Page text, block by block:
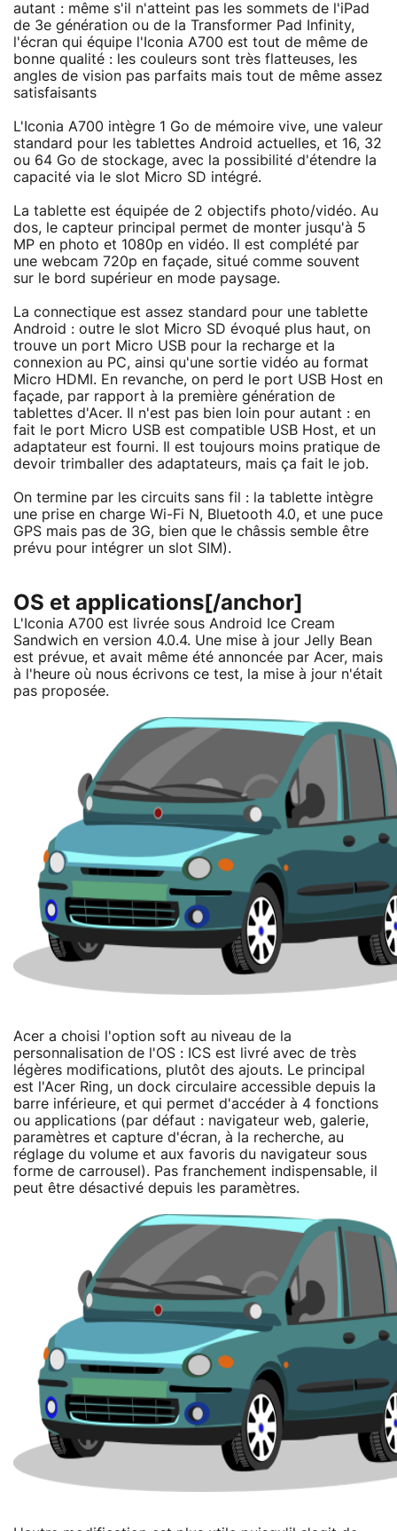
autant : même s'il n'atteint pas les sommets de l'iPad
de 3e génération ou de la Transformer Pad Infinity,
l'écran qui équipe l'Iconia A700 est tout de même de
bonne qualité : les couleurs sont très flatteuses, les
angles de vision pas parfaits mais tout de même assez
satisfaisants
L'Iconia A700 intègre 1 Go de mémoire vive, une valeur
standard pour les tablettes Android actuelles, et 16, 32
ou 64 Go de stockage, avec la possibilité d'étendre la
capacité via le slot Micro SD intégré.
La tablette est équipée de 2 objectifs photo/vidéo. Au
dos, le capteur principal permet de monter jusqu'à 5
MP en photo et 1080p en vidéo. Il est complété par
une webcam 720p en façade, situé comme souvent
sur le bord supérieur en mode paysage.
La connectique est assez standard pour une tablette
Android : outre le slot Micro SD évoqué plus haut, on
trouve un port Micro USB pour la recharge et la
connexion au PC, ainsi qu'une sortie vidéo au format
Micro HDMI. En revanche, on perd le port USB Host en
façade, par rapport à la première génération de
tablettes d'Acer. Il n'est pas bien loin pour autant : en
fait le port Micro USB est compatible USB Host, et un
adaptateur est fourni. Il est toujours moins pratique de
devoir trimballer des adaptateurs, mais ça fait le job.
On termine par les circuits sans fil : la tablette intègre
une prise en charge Wi-Fi N, Bluetooth 4.0, et une puce
GPS mais pas de 3G, bien que le châssis semble être
prévu pour intégrer un slot SIM).
OS et applications[/anchor]
L'Iconia A700 est livrée sous Android Ice Cream
Sandwich en version 4.0.4. Une mise à jour Jelly Bean
est prévue, et avait même été annoncée par Acer, mais
à l'heure où nous écrivons ce test, la mise à jour n'était
pas proposée.
Acer a choisi l'option soft au niveau de la
personnalisation de l'OS : ICS est livré avec de très
légères modifications, plutôt des ajouts. Le principal
est l'Acer Ring, un dock circulaire accessible depuis la
barre inférieure, et qui permet d'accéder à 4 fonctions
ou applications (par défaut : navigateur web, galerie,
paramètres et capture d'écran, à la recherche, au
réglage du volume et aux favoris du navigateur sous
forme de carrousel). Pas franchement indispensable, il
peut être désactivé depuis les paramètres.